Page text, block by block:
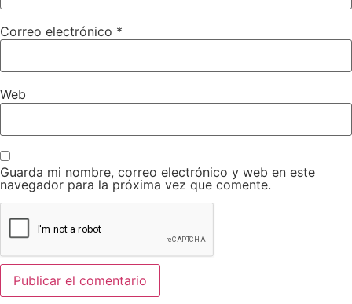
Correo electrónico *
Web
Guarda mi nombre, correo electrónico y web en este
navegador para la próxima vez que comente.